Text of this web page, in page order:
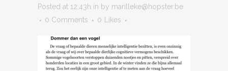
Posted at 12:43h in by marilleke@hopster.be
0 Comments
0 Likes